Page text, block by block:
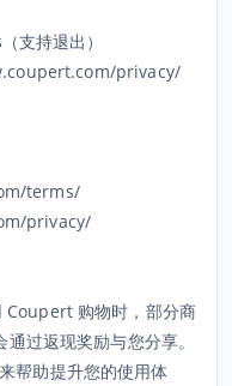
支持退出）
privacy/
terms/
privacy/
Coupert 购物时，部分商
过返现奖励与您分享。
帮助提升您的使用体